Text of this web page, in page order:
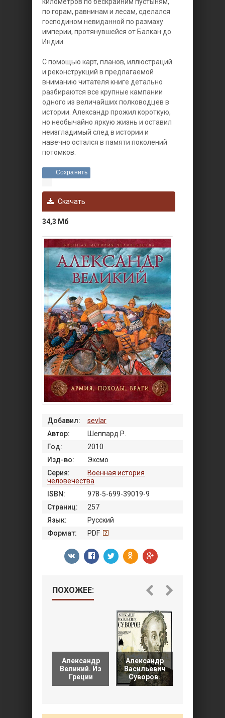
по горам, равнинам и лесам, сделался
господином невиданной по размаху
империи, протянувшейся от Балкан до
Индии.
С помощью карт, планов, иллюстраций
и реконструкций в предлагаемой
вниманию читателя книге детально
разбираются все крупные кампании
одного из величайших полководцев в
истории. Александр прожил короткую,
но необычайно яркую жизнь и оставил
неизгладимый след в истории и
навечно остался в памяти поколений
потомков.
Сохранить
Скачать
34,3 Мб
Добавил:
sevlar
Автор:
Шеппард Р.
Год:
2010
Изд-во:
Эксмо
Серия:
Военная история
человечества
ISBN:
978-5-699-39019-9
Страниц:
257
Язык:
Русский
Формат:
PDF
ПОХОЖЕЕ:
Александр
Великий. Из
Греции
Александр
Васильевич
Суворов.